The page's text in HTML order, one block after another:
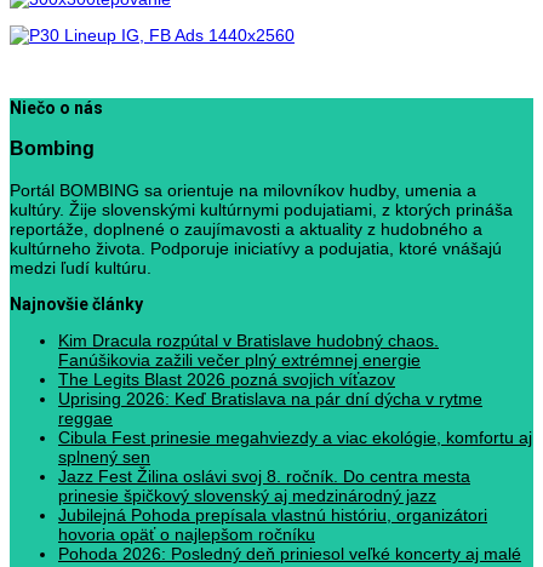
Niečo o nás
Bombing
Portál BOMBING sa orientuje na milovníkov hudby, umenia a
kultúry. Žije slovenskými kultúrnymi podujatiami, z ktorých prináša
reportáže, doplnené o zaujímavosti a aktuality z hudobného a
kultúrneho života. Podporuje iniciatívy a podujatia, ktoré vnášajú
medzi ľudí kultúru.
Najnovšie články
Kim Dracula rozpútal v Bratislave hudobný chaos.
Fanúšikovia zažili večer plný extrémnej energie
The Legits Blast 2026 pozná svojich víťazov
Uprising 2026: Keď Bratislava na pár dní dýcha v rytme
reggae
Cibula Fest prinesie megahviezdy a viac ekológie, komfortu aj
splnený sen
Jazz Fest Žilina oslávi svoj 8. ročník. Do centra mesta
prinesie špičkový slovenský aj medzinárodný jazz
Jubilejná Pohoda prepísala vlastnú históriu, organizátori
hovoria opäť o najlepšom ročníku
Pohoda 2026: Posledný deň priniesol veľké koncerty aj malé